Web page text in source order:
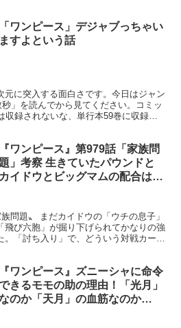
「ワンピース」デジャブっちゃい
ますよという話
元に突入する面白さです。今日はジャン
」を読んでから見てください。コミッ
録されないな、単行本59巻に収録さ
『ワンピース』第979話「家族問
題」考察 生きていたパウンドと
カイドウとビッグマムの配合は可
問題〟 まだカイドウの「ウチの息子」
飛び六胞」が掘り下げられてかなりの強
。「討ち入り」で、どういう対戦カード
『ワンピース』ズニーシャに命令
きるモモの助の理由！「光月」
のか「天月」の血筋なのか…